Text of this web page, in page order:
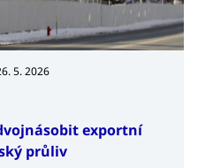
5. 2026
exportní
průliv